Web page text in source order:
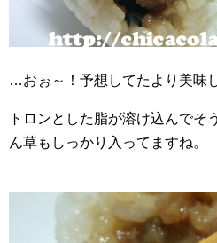
…おぉ～！予想してたより美味
トロンとした脂が溶け込んでそ
ん草もしっかり入ってますね。